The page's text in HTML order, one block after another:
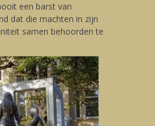
een barst van
dat die machten in zijn
samen behoorden te